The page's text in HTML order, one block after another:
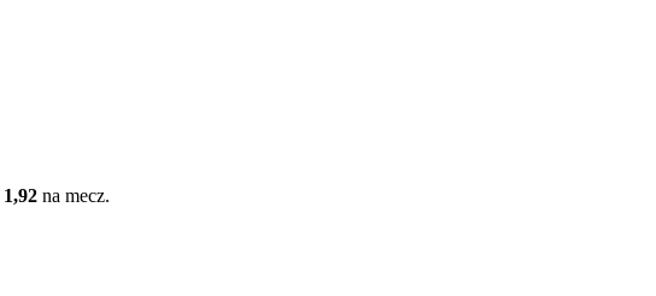
1,92 na mecz.